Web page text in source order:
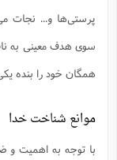
پرستی‌ها و... نجات
سوی هدف معینی به
همگان خود را بنده
موانع شناخت خدا
با توجه به اهمیت و